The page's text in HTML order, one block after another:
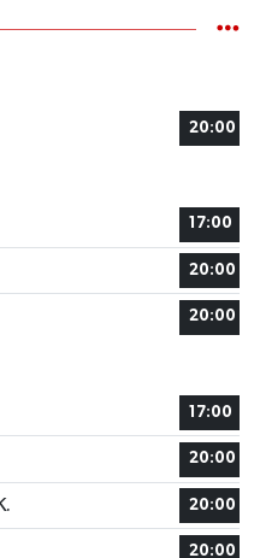
20:00
17:00
20:00
20:00
17:00
20:00
20:00
20:00